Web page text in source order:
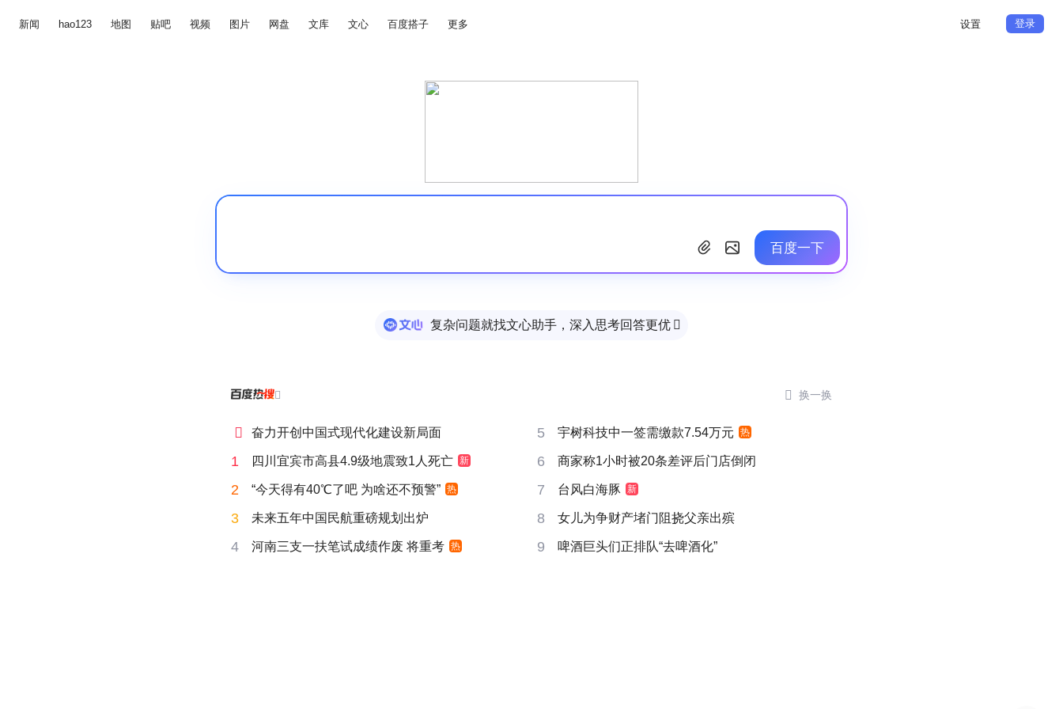
新闻 hao123 地图 贴吧 视频 图片 网盘 文库 文心 百度搭子 更多 设置 登录
百度一下
复杂问题就找文心助手，深入思考回答更优 
  换一换
 奋力开创中国式现代化建设新局面 5 宇树科技中一签需缴款7.54万元 热
1 四川宜宾市高县4.9级地震致1人死亡 新 6 商家称1小时被20条差评后门店倒闭
2 “今天得有40℃了吧 为啥还不预警” 热 7 台风白海豚 新
3 未来五年中国民航重磅规划出炉 8 女儿为争财产堵门阻挠父亲出殡
4 河南三支一扶笔试成绩作废 将重考 热 9 啤酒巨头们正排队“去啤酒化”